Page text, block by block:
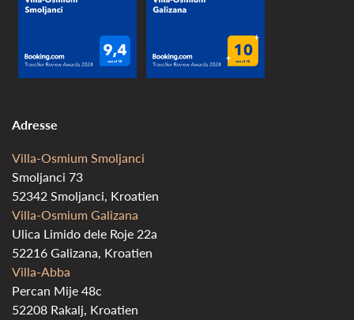
Adresse
Villa-Osmium Smoljanci
Smoljanci 73
52342 Smoljanci, Kroatien
Villa-Osmium Galizana
Ulica Limido dele Roje 22a
52216 Galizana, Kroatien
Villa-Abba
Percan Mije 48c
52208 Rakalj, Kroatien